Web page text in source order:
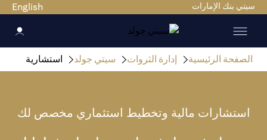
سيتي بنك الإمارات English
الصفحة الرئيسية إدارة الثروات سيتي جولد استشارية
استشارات مالية وتخطيط استثماري مخصص لك